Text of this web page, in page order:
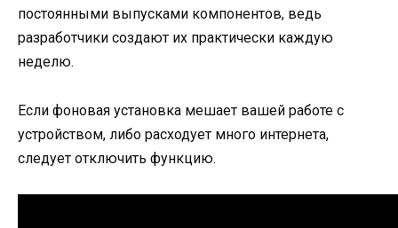
постоянными выпусками компонентов, ведь
разработчики создают их практически каждую
неделю.
Если фоновая установка мешает вашей работе с
устройством, либо расходует много интернета,
следует отключить функцию.